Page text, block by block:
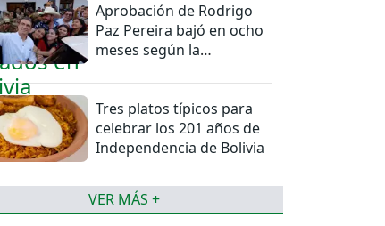
Aprobación de Rodrigo
Paz Pereira bajó en ocho
meses según la
Tres platos típicos para
celebrar los 201 años de
Independencia de Bolivia
VER MÁS +